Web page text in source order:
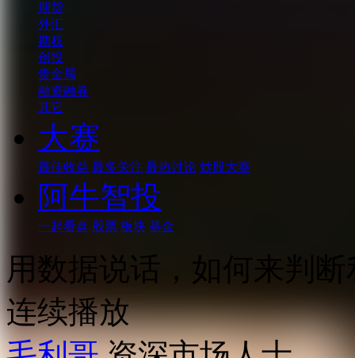
期货
外汇
期权
创投
贵金属
融资融券
其它
大赛
最佳收益 最多关注 最热讨论 炒股大赛
阿牛智投
一起看盘 股票 板块 基金
用数据说话，如何来判
连续播放